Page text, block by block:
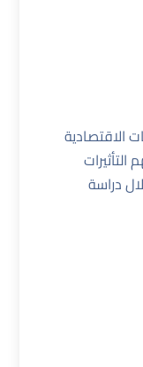
الاقتصادية
دراسة